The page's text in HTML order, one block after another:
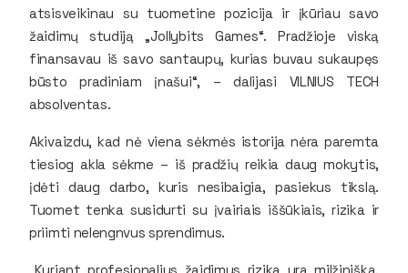
atsisveikinau su tuometine pozicija ir įkūriau savo
žaidimų studiją „Jollybits Games“. Pradžioje viską
finansavau iš savo santaupų, kurias buvau sukaupęs
būsto pradiniam įnašui“, – dalijasi VILNIUS TECH
absolventas.
Akivaizdu, kad nė viena sėkmės istorija nėra paremta
tiesiog akla sėkme – iš pradžių reikia daug mokytis,
įdėti daug darbo, kuris nesibaigia, pasiekus tikslą.
Tuomet tenka susidurti su įvairiais iššūkiais, rizika ir
priimti nelengnvus sprendimus.